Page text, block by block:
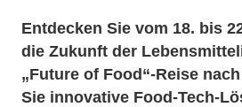
Entdecken Sie vom 18. bis
die Zukunft der
„Future of Food“-Reise
Sie innovative Food-Tech-